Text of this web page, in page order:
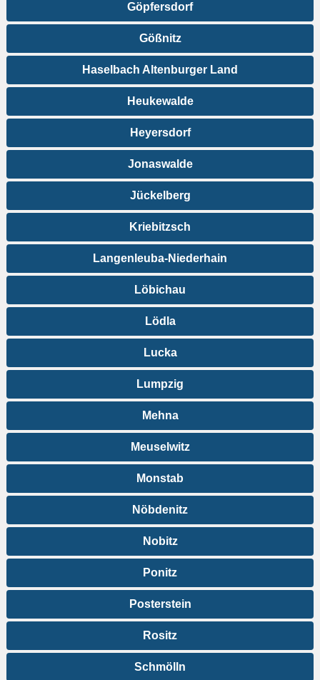
Göpfersdorf
Gößnitz
Haselbach Altenburger Land
Heukewalde
Heyersdorf
Jonaswalde
Jückelberg
Kriebitzsch
Langenleuba-Niederhain
Löbichau
Lödla
Lucka
Lumpzig
Mehna
Meuselwitz
Monstab
Nöbdenitz
Nobitz
Ponitz
Posterstein
Rositz
Schmölln